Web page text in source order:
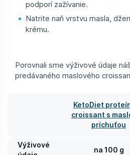
podporí zažívanie.
Natrite naň vrstvu masla,
krému.
Porovnali sme výživové údaje
predávaného maslového
KetoDiet
croissant s
príchuťou
Výživové
na 100 g